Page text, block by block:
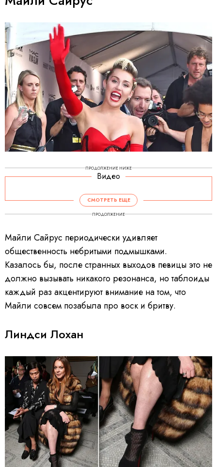
ПРОДОЛЖЕНИЕ НИЖЕ
Видео
СМОТРЕТЬ ЕЩЕ
ПРОДОЛЖЕНИЕ
Майли Сайрус периодически удивляет
общественность небритыми подмышками.
Казалось бы, после странных выходов певицы это не
должно вызывать никакого резонанса, но таблоиды
каждый раз акцентируют внимание на том, что
Майли совсем позабыла про воск и бритву.
Линдси Лохан